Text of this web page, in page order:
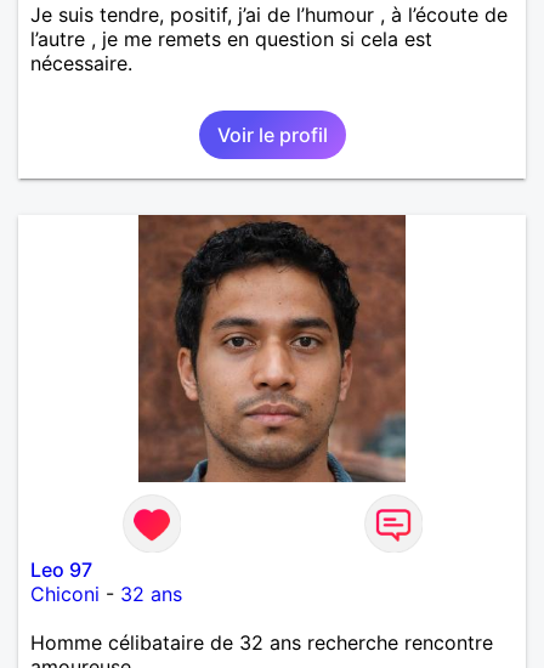
Je suis tendre, positif, j’ai de l’humour , à l’écoute de
l’autre , je me remets en question si cela est
nécessaire.
Voir le profil
Leo 97
Chiconi - 32 ans
Homme célibataire de 32 ans recherche rencontre